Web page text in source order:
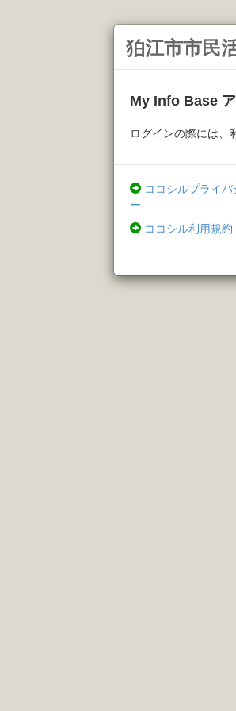
狛江市市民
My Info Base
ログインの際には、
ココシルプライ
ー
ココシル利用規約